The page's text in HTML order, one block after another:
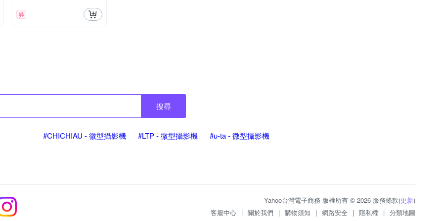
券
搜尋
#CHICHIAU - 微型攝影機 #LTP - 微型攝影機 #u-ta - 微型攝影機
Yahoo台灣電子商務 版權所有 © 2026 服務條款(更新)
客服中心 | 關於我們 | 購物須知 | 網路安全 | 隱私權 | 分類地圖